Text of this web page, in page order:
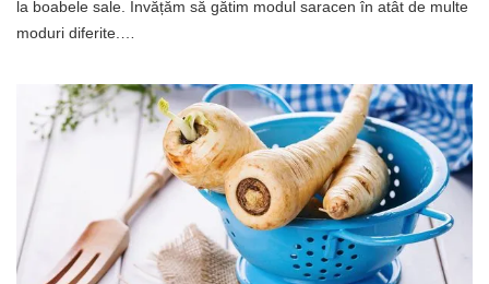
la boabele sale. Învățăm să gătim modul saracen în atât de multe
moduri diferite.…